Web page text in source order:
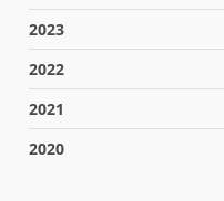
2023
2022
2021
2020